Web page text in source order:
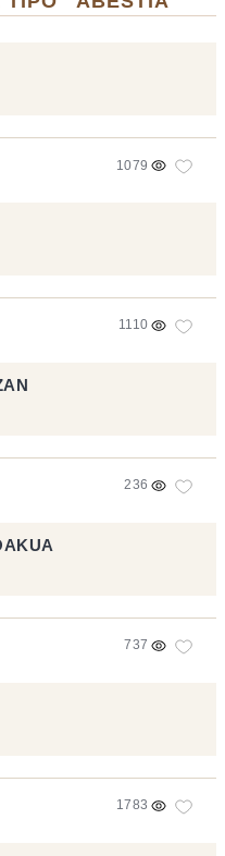
1079
1110
236
737
1783